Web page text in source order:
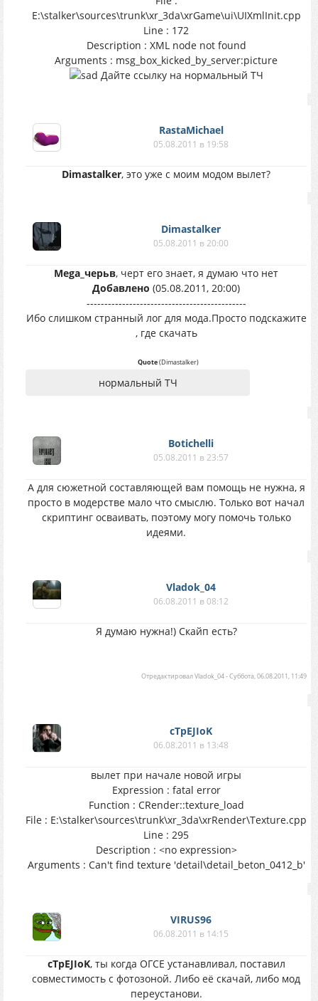
E:\stalker\sources\trunk\xr_3da\xrGame\ui\UIXmlInit.cpp
Line : 172
Description : XML node not found
Arguments : msg_box_kicked_by_server:picture
Дайте ссылку на нормальный ТЧ
RastaMichael
05.08.2011 в 19:58
Dimastalker, это уже с моим модом вылет?
Dimastalker
05.08.2011 в 20:00
Mega_черьв, черт его знает, я думаю что нет
Добавлено (05.08.2011, 20:00)
---------------------------------------------
Ибо слишком странный лог для мода.Просто подскажите
, где скачать
Quote(Dimastalker)
нормальный ТЧ
Botichelli
05.08.2011 в 23:57
А для сюжетной составляющей вам помощь не нужна, я
просто в модерстве мало что смыслю. Только вот начал
скриптинг осваивать, поэтому могу помочь только
идеями.
Vladok_04
06.08.2011 в 08:12
Я думаю нужна!) Скайп есть?
ОтредактировалVladok_04-Суббота, 06.08.2011, 11:49
cTpEJIoK
06.08.2011 в 13:48
вылет при начале новой игры
Expression : fatal error
Function : CRender::texture_load
File : E:\stalker\sources\trunk\xr_3da\xrRender\Texture.cpp
Line : 295
Description : <no expression>
Arguments : Can't find texture 'detail\detail_beton_0412_b'
VIRUS96
06.08.2011 в 14:15
cTpEJIoK, ты когда ОГСЕ устанавливал, поставил
совместимость с фотозоной. Либо её скачай, либо мод
переустанови.